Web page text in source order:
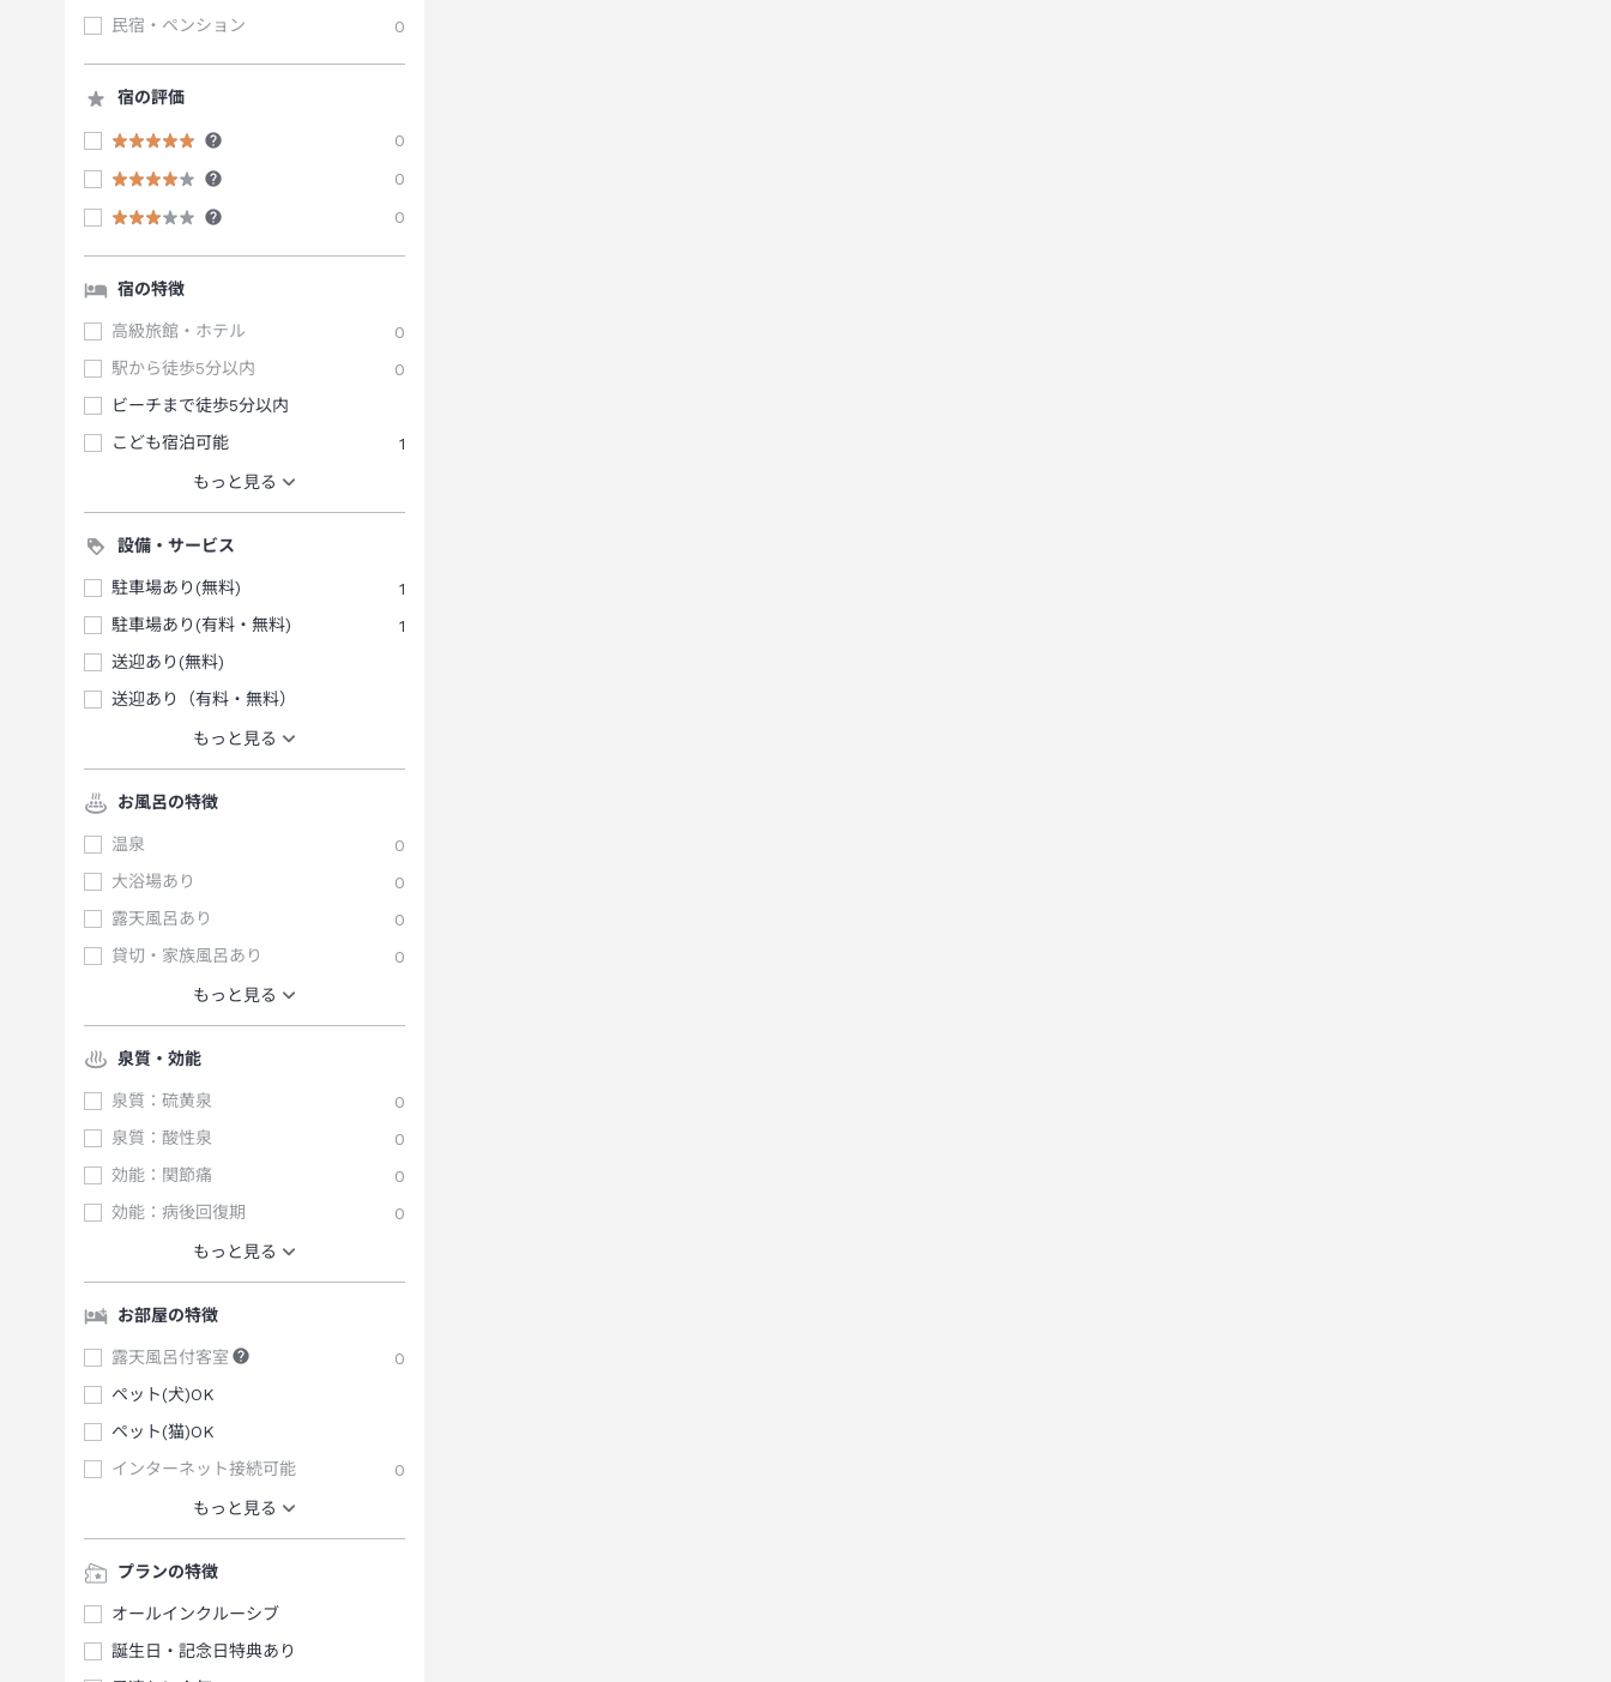
民宿・ペンション
0
宿の評価
0
0
0
宿の特徴
高級旅館・ホテル
0
駅から徒歩5分以内
0
ビーチまで徒歩5分以内
こども宿泊可能
1
もっと見る
設備・サービス
駐車場あり(無料)
1
駐車場あり(有料・無料)
1
送迎あり(無料)
送迎あり（有料・無料）
もっと見る
お風呂の特徴
温泉
0
大浴場あり
0
露天風呂あり
0
貸切・家族風呂あり
0
もっと見る
泉質・効能
泉質：硫黄泉
0
泉質：酸性泉
0
効能：関節痛
0
効能：病後回復期
0
もっと見る
お部屋の特徴
露天風呂付客室
0
ペット(犬)OK
ペット(猫)OK
インターネット接続可能
0
もっと見る
プランの特徴
オールインクルーシブ
誕生日・記念日特典あり